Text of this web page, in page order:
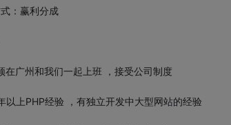
：赢利分成
在广州和我们一起上班 ，接受公司制度
以上PHP经验 ，有独立开发中大型网站的经验